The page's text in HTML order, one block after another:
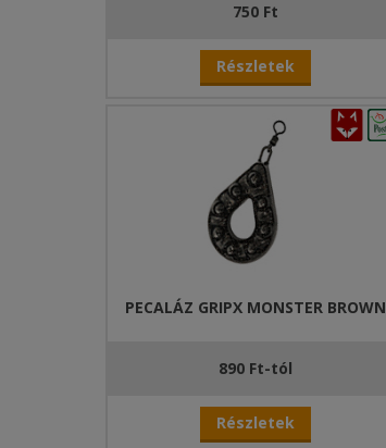
750 Ft
Részletek
PECALÁZ GRIPX MONSTER BROWN
890 Ft-tól
Részletek